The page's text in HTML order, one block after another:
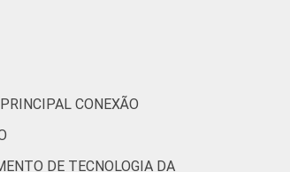
1 29 58
CONEXÃO
DE TECNOLOGIA DA